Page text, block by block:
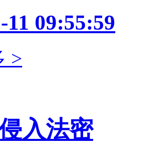
11 09:55:59
>
入法密